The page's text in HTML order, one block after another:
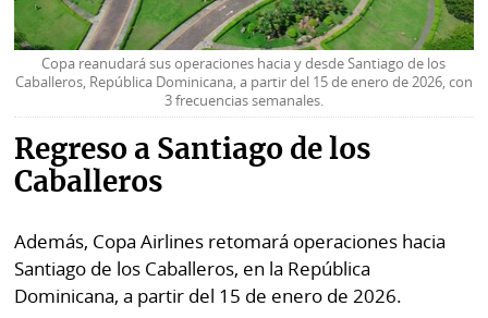
Copa reanudará sus operaciones hacia y desde Santiago de los
Caballeros, República Dominicana, a partir del 15 de enero de 2026, con
3 frecuencias semanales.
Regreso a Santiago de los
Caballeros
Además, Copa Airlines retomará operaciones hacia
Santiago de los Caballeros, en la República
Dominicana, a partir del 15 de enero de 2026.